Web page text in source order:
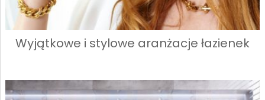
Wyjątkowe i stylowe aranżacje łazienek